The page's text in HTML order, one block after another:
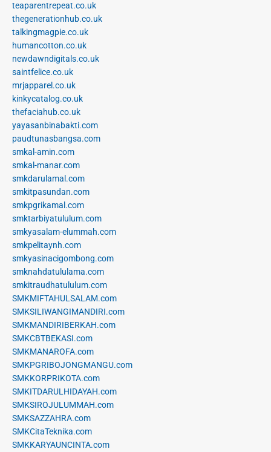
teaparentrepeat.co.uk
thegenerationhub.co.uk
talkingmagpie.co.uk
humancotton.co.uk
newdawndigitals.co.uk
saintfelice.co.uk
mrjapparel.co.uk
kinkycatalog.co.uk
thefaciahub.co.uk
yayasanbinabakti.com
paudtunasbangsa.com
smkal-amin.com
smkal-manar.com
smkdarulamal.com
smkitpasundan.com
smkpgrikamal.com
smktarbiyatululum.com
smkyasalam-elummah.com
smkpelitaynh.com
smkyasinacigombong.com
smknahdatululama.com
smkitraudhatululum.com
SMKMIFTAHULSALAM.com
SMKSILIWANGIMANDIRI.com
SMKMANDIRIBERKAH.com
SMKCBTBEKASI.com
SMKMANAROFA.com
SMKPGRIBOJONGMANGU.com
SMKKORPRIKOTA.com
SMKITDARULHIDAYAH.com
SMKSIROJULUMMAH.com
SMKSAZZAHRA.com
SMKCitaTeknika.com
SMKKARYAUNCINTA.com